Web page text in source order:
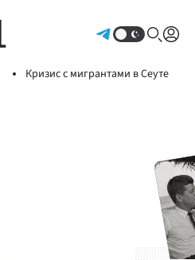
Кризис с мигрантами в Сеуте